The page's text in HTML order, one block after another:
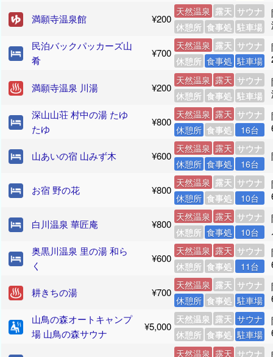
満願寺温泉館 ¥200
天然温泉 露天 サウナ
休憩所 食事処 駐車場
民泊バックパッカーズ山
肴
¥700
天然温泉 露天 サウナ
休憩所 食事処 駐車場
満願寺温泉 川湯 ¥200
天然温泉 露天 サウナ
休憩所 食事処 駐車場
深山山荘 村中の湯 たゆ
たゆ
¥800
天然温泉 露天 サウナ
休憩所 食事処 16台
山あいの宿 山みず木 ¥600
天然温泉 露天 サウナ
休憩所 食事処 16台
お宿 野の花 ¥800
天然温泉 露天 サウナ
休憩所 食事処 10台
白川温泉 華匠庵 ¥800
天然温泉 露天 サウナ
休憩所 食事処 10台
奥黒川温泉 里の湯 和ら
く
¥600
天然温泉 露天 サウナ
休憩所 食事処 11台
耕きちの湯 ¥700
天然温泉 露天 サウナ
休憩所 食事処 駐車場
山鳥の森オートキャンプ
場 山鳥の森サウナ
¥5,000
天然温泉 露天 サウナ
休憩所 食事処 駐車場
天然温泉 露天 サウナ